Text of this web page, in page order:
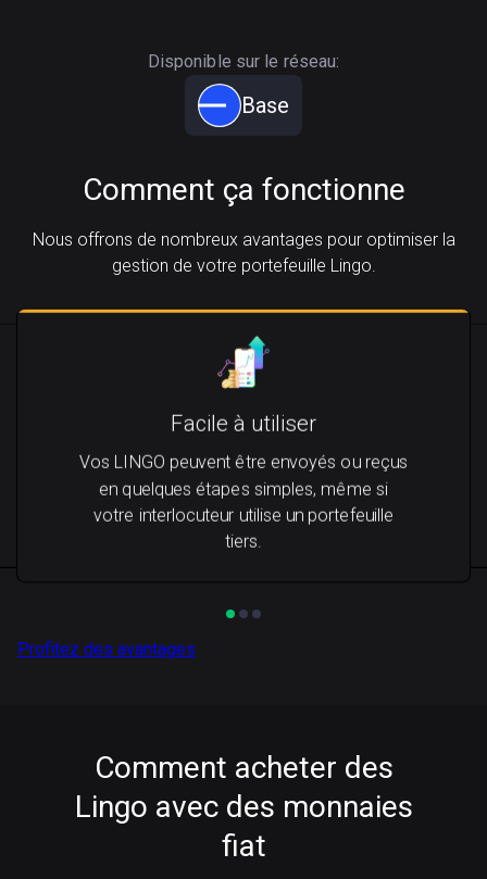
Disponible sur le réseau:
Base
Comment ça fonctionne
Nous offrons de nombreux avantages pour optimiser la
gestion de votre portefeuille Lingo.
Facile à utiliser
Vos LINGO peuvent être envoyés ou reçus
en quelques étapes simples, même si
votre interlocuteur utilise un portefeuille
tiers.
Profitez des avantages
Comment acheter des
Lingo avec des monnaies
fiat